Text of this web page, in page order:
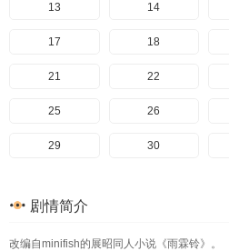
13 14
17 18
21 22
25 26
29 30
剧情简介
改编自minifish的展昭同人小说《雨霖铃》